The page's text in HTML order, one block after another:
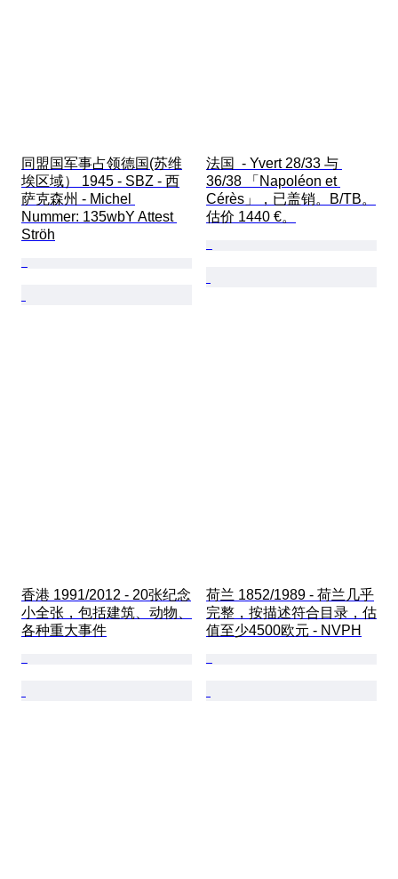
同盟国军事占领德国(苏维
埃区域） 1945 - SBZ - 西
萨克森州 - Michel
Nummer: 135wbY Attest
Ströh
法国  - Yvert 28/33 与
36/38 「Napoléon et
Cérès」，已盖销。B/TB。
估价 1440 €。
香港 1991/2012 - 20张纪念
小全张，包括建筑、动物、
各种重大事件
荷兰 1852/1989 - 荷兰几乎
完整，按描述符合目录，估
值至少4500欧元 - NVPH